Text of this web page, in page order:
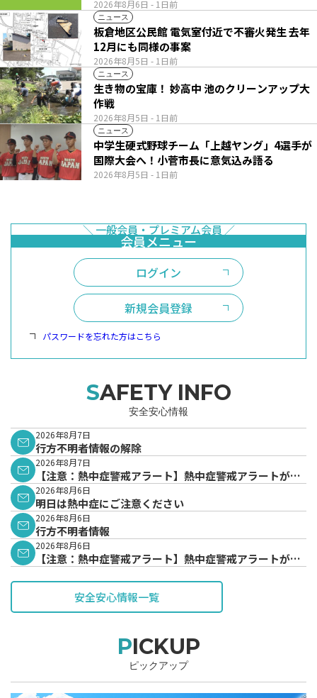
2026年8月6日 - 1日前
ニュース
2026年8月5日 - 1日前
板倉地区公民館 電気室付近で不審火発生 去年
12月にも同様の事案
ニュース
2026年8月5日 - 1日前
生き物の宝庫！ 妙高中 池のクリーンアップ大
作戦
ニュース
2026年8月5日 - 1日前
中学生硬式野球チーム「上越ヤング」4選手が
国際大会へ！小菅市長に意気込み語る
ログイン
新規会員登録
パスワードを忘れた方はこちら
SAFETY INFO
安全安心情報
2026年8月7日
行方不明者情報の解除
2026年8月7日
【注意：熱中症警戒アラート】熱中症警戒アラートが発
表されています。
2026年8月6日
明日は熱中症にご注意ください
2026年8月6日
行方不明者情報
2026年8月6日
【注意：熱中症警戒アラート】熱中症警戒アラートが発
安全安心情報一覧
PICKUP
ピックアップ